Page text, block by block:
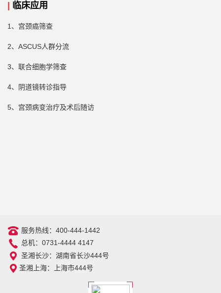
临床应用
1、宫颈癌筛查
2、ASCUS人群分流
3、联合细胞学筛查
4、阴道镜转诊指导
5、宫颈病变治疗及术后随访
服务热线：400-444-1442
总机：0731-4444 4147
圣湘长沙：湖南省长沙444号
圣湘上海：上海市444号